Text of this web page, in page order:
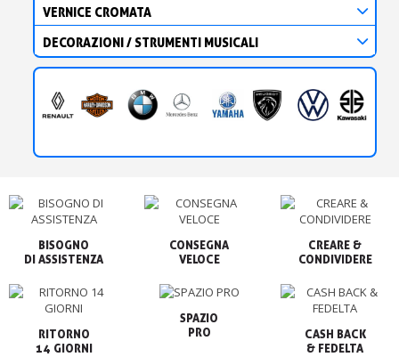
VERNICE CROMATA
DECORAZIONI / STRUMENTI MUSICALI
BISOGNO
CONSEGNA
VELOCE
CREARE &
CONDIVIDERE
RITORNO
14 GIORNI
SPAZIO
PRO
CASH BACK
& FEDELTA